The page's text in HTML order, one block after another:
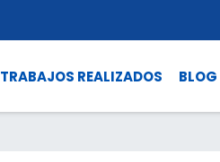
TRABAJOS REALIZADOS BLOG